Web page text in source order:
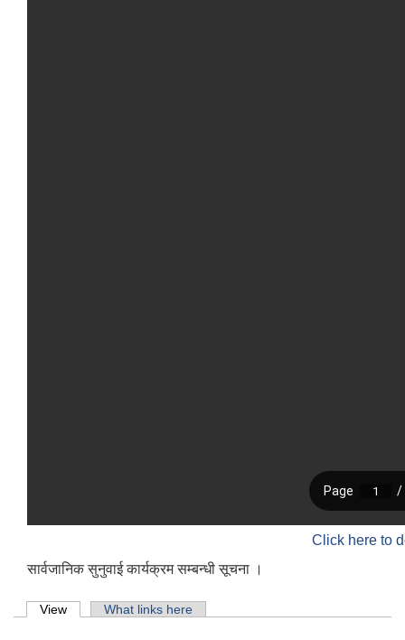
Click here to
सार्वजानिक सुनुवाई कार्यक्रम सम्बन्धी सूचना ।
Primary tabs
View (active tab)What links here